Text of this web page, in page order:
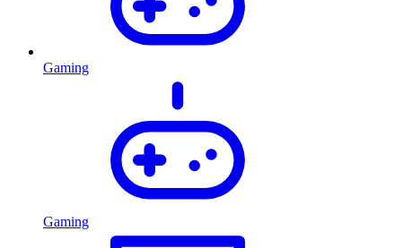
Gaming
Gaming